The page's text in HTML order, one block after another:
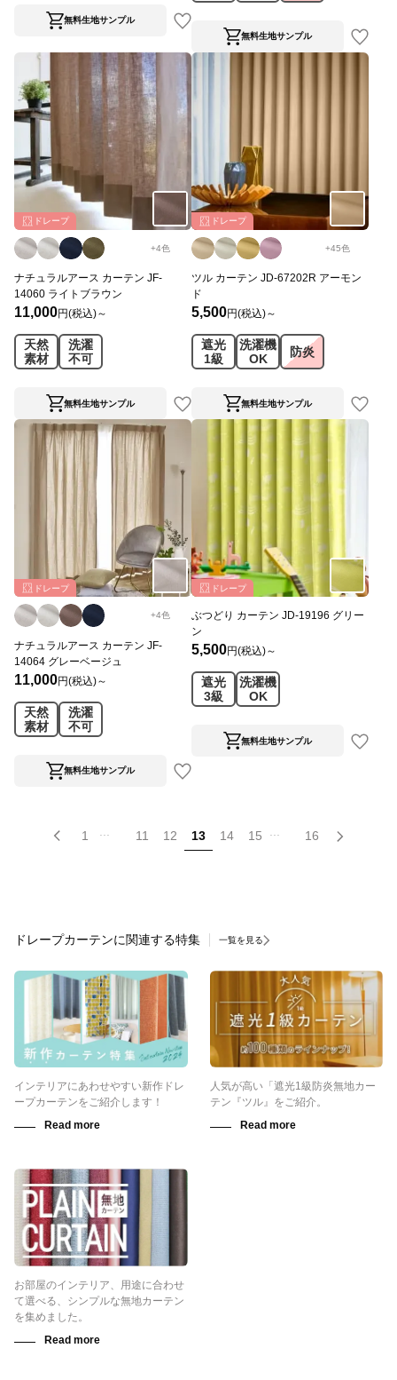
無料生地サンプル
無料生地サンプル
ドレープ
+4色
ナチュラルアース カーテン JF-
14060 ライトブラウン
11,000円(税込)～
天然
素材
洗濯
不可
無料生地サンプル
ドレープ
+45色
ツル カーテン JD-67202R アーモン
ド
5,500円(税込)～
遮光
1級
洗濯機
OK
防炎
無料生地サンプル
ドレープ
+4色
ナチュラルアース カーテン JF-
14064 グレーベージュ
11,000円(税込)～
天然
素材
洗濯
不可
無料生地サンプル
ドレープ
ぶつどり カーテン JD-19196 グリー
ン
5,500円(税込)～
遮光
3級
洗濯機
OK
無料生地サンプル
1 11 12 13 14 15 16
ドレープカーテンに関連する特集 一覧を見る
インテリアにあわせやすい新作ドレ
ープカーテンをご紹介します！
人気が高い「遮光1級防炎無地カー
テン『ツル』をご紹介。
お部屋のインテリア、用途に合わせ
て選べる、シンプルな無地カーテン
を集めました。